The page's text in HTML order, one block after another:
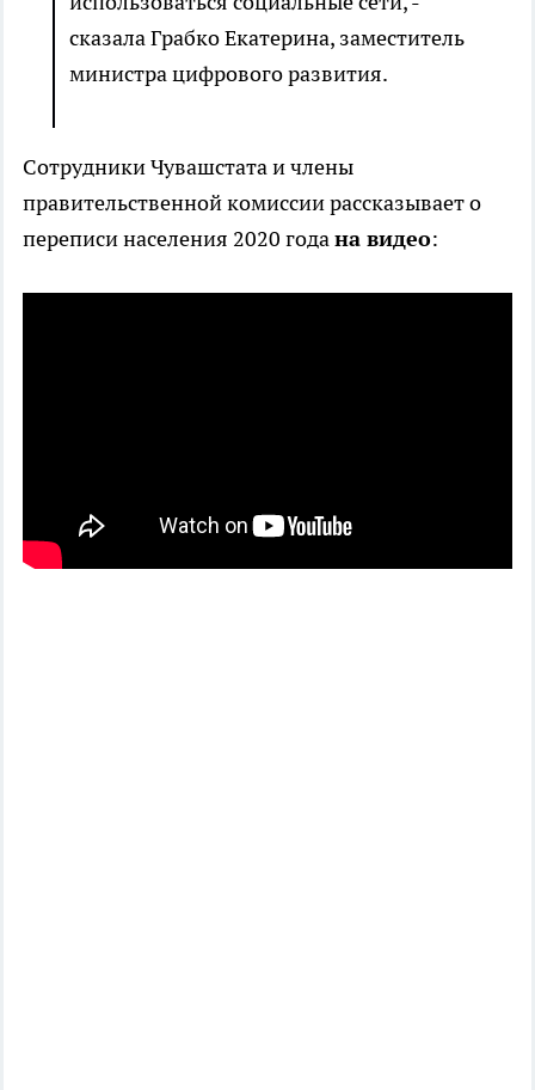
сказала Грабко Екатерина, заместитель
министра цифрового развития.
Сотрудники Чувашстата и члены
правительственной комиссии рассказывает о
переписи населения 2020 годана видео: